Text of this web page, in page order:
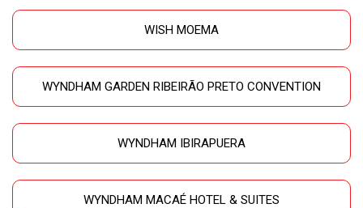
WISH MOEMA
WYNDHAM GARDEN RIBEIRÃO PRETO CONVENTION
WYNDHAM IBIRAPUERA
WYNDHAM MACAÉ HOTEL & SUITES